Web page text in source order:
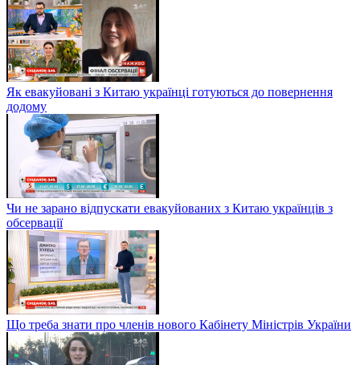
Як евакуйовані з Китаю українці готуються до повернення
додому
Чи не зарано відпускати евакуйованих з Китаю українців з
обсервації
Що треба знати про членів нового Кабінету Міністрів України